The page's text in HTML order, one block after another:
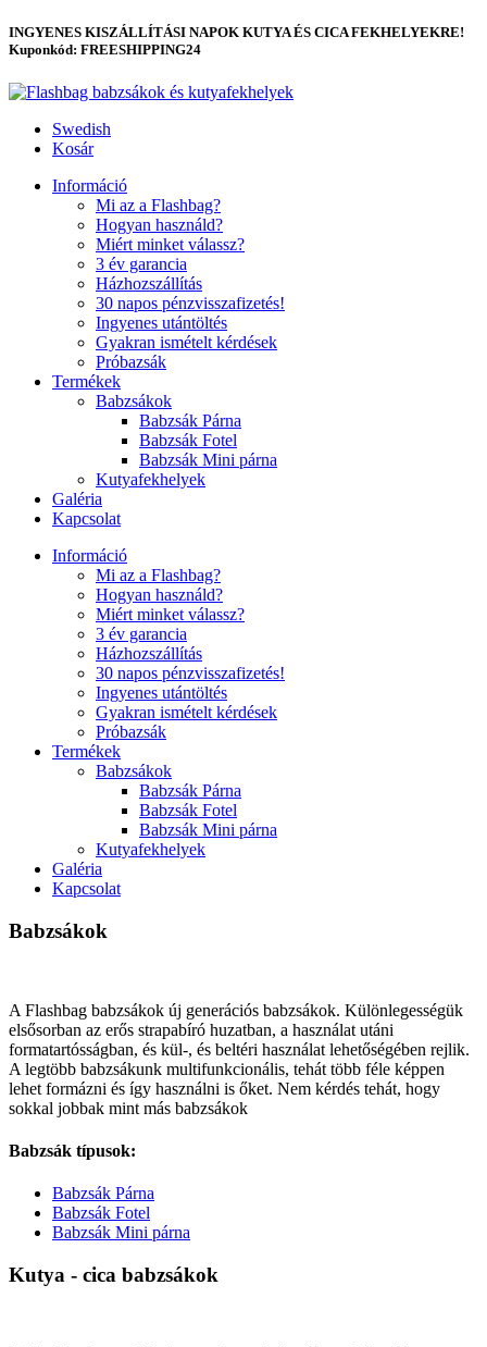
INGYENES KISZÁLLÍTÁSI NAPOK KUTYA ÉS CICA FEKHELYEKRE!
Kuponkód: FREESHIPPING24
Swedish
Kosár
Információ
Mi az a Flashbag?
Hogyan használd?
Miért minket válassz?
3 év garancia
Házhozszállítás
30 napos pénzvisszafizetés!
Ingyenes utántöltés
Gyakran ismételt kérdések
Próbazsák
Termékek
Babzsákok
Babzsák Párna
Babzsák Fotel
Babzsák Mini párna
Kutyafekhelyek
Galéria
Kapcsolat
Információ
Mi az a Flashbag?
Hogyan használd?
Miért minket válassz?
3 év garancia
Házhozszállítás
30 napos pénzvisszafizetés!
Ingyenes utántöltés
Gyakran ismételt kérdések
Próbazsák
Termékek
Babzsákok
Babzsák Párna
Babzsák Fotel
Babzsák Mini párna
Kutyafekhelyek
Galéria
Kapcsolat
Babzsákok
A Flashbag babzsákok új generációs babzsákok. Különlegességük
elsősorban az erős strapabíró huzatban, a használat utáni
formatartósságban, és kül-, és beltéri használat lehetőségében rejlik.
A legtöbb babzsákunk multifunkcionális, tehát több féle képpen
lehet formázni és így használni is őket. Nem kérdés tehát, hogy
sokkal jobbak mint más babzsákok
Babzsák típusok:
Babzsák Párna
Babzsák Fotel
Babzsák Mini párna
Kutya - cica babzsákok